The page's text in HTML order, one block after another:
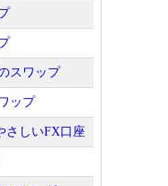
スワップ
ップ
さしいFX口座